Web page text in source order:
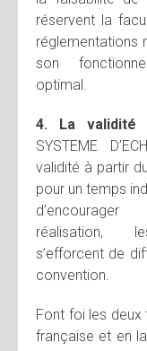
réservent la
réglementations
son
optimal.
4. La validité
SYSTEME
validité à partir
pour un temps
réalisation,
s’efforcent de
convention.
Font foi les deux
française et en